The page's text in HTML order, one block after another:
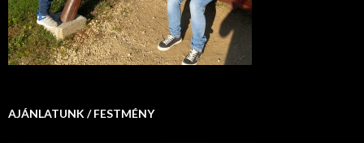
AJÁNLATUNK / FESTMÉNY